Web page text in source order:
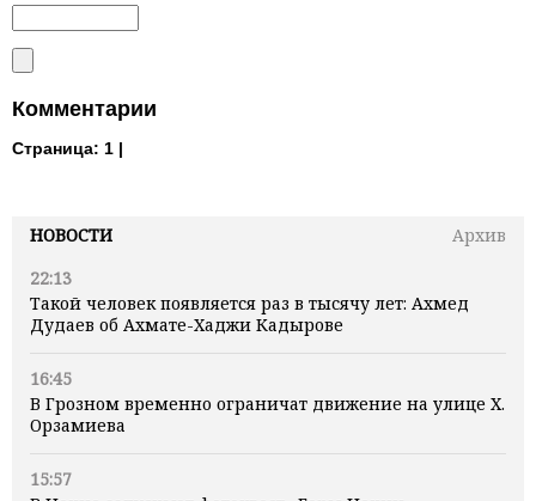
НОВОСТИ
Архив
22:13
Такой человек появляется раз в тысячу лет: Ахмед
Дудаев об Ахмате-Хаджи Кадырове
16:45
В Грозном временно ограничат движение на улице Х.
Орзамиева
15:57
Комментарии
Страница: 1 |